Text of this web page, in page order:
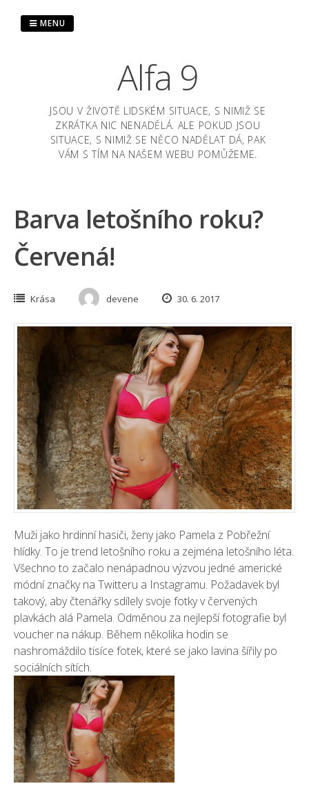
Alfa 9
JSOU V ŽIVOTĚ LIDSKÉM SITUACE, S NIMIŽ SE
ZKRÁTKA NIC NENADĚLÁ. ALE POKUD JSOU
SITUACE, S NIMIŽ SE NĚCO NADĚLAT DÁ, PAK
VÁM S TÍM NA NAŠEM WEBU POMŮŽEME.
MENU
Barva letošního roku?
Červená!
Krása devene 30. 6. 2017
Muži jako hrdinní hasiči, ženy jako Pamela z Pobřežní
hlídky. To je trend letošního roku a zejména letošního léta.
Všechno to začalo nenápadnou výzvou jedné americké
módní značky na Twitteru a Instagramu. Požadavek byl
takový, aby čtenářky sdílely svoje fotky v červených
plavkách alá Pamela. Odměnou za nejlepší fotografie byl
voucher na nákup. Během několika hodin se
nashromáždilo tisíce fotek, které se jako lavina šířily po
sociálních sítích.